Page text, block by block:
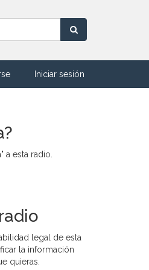
Iniciar sesión
a esta radio.
legal de esta
la información
quieras.